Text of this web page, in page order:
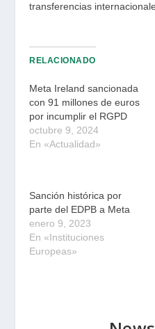
transferencias
RELACIONADO
Meta Ireland sancionada
con 91 millones de euros
por incumplir el RGPD
octubre 9, 2024
En «Actualidad»
Sanción histórica por
parte del EDPB a Meta
enero 9, 2023
En «Instituciones
Europeas»